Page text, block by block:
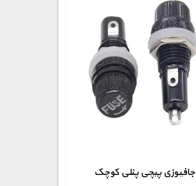
جافیوزی پیچی پنلی کوچک